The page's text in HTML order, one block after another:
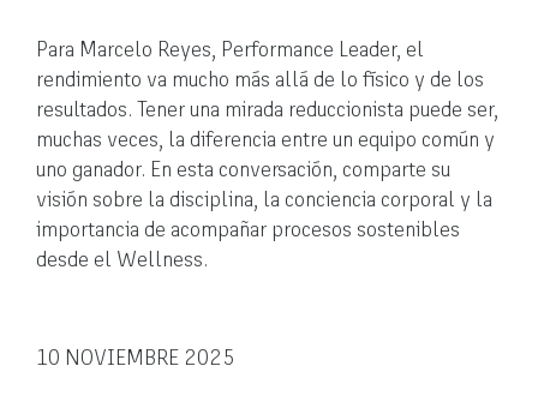
Para Marcelo Reyes, Performance Leader, el
rendimiento va mucho más allá de lo físico y de los
resultados. Tener una mirada reduccionista puede ser,
muchas veces, la diferencia entre un equipo común y
uno ganador. En esta conversación, comparte su
visión sobre la disciplina, la conciencia corporal y la
importancia de acompañar procesos sostenibles
desde el Wellness.
10 NOVIEMBRE 2025